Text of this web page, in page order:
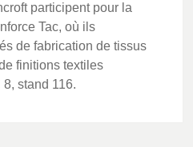
participent pour la
Tac, où ils
de fabrication de tissus
finitions textiles
stand 116.